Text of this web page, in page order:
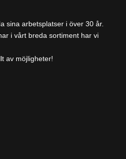
sina arbetsplatser i över 30 år.
i vårt breda sortiment har vi
av möjligheter!